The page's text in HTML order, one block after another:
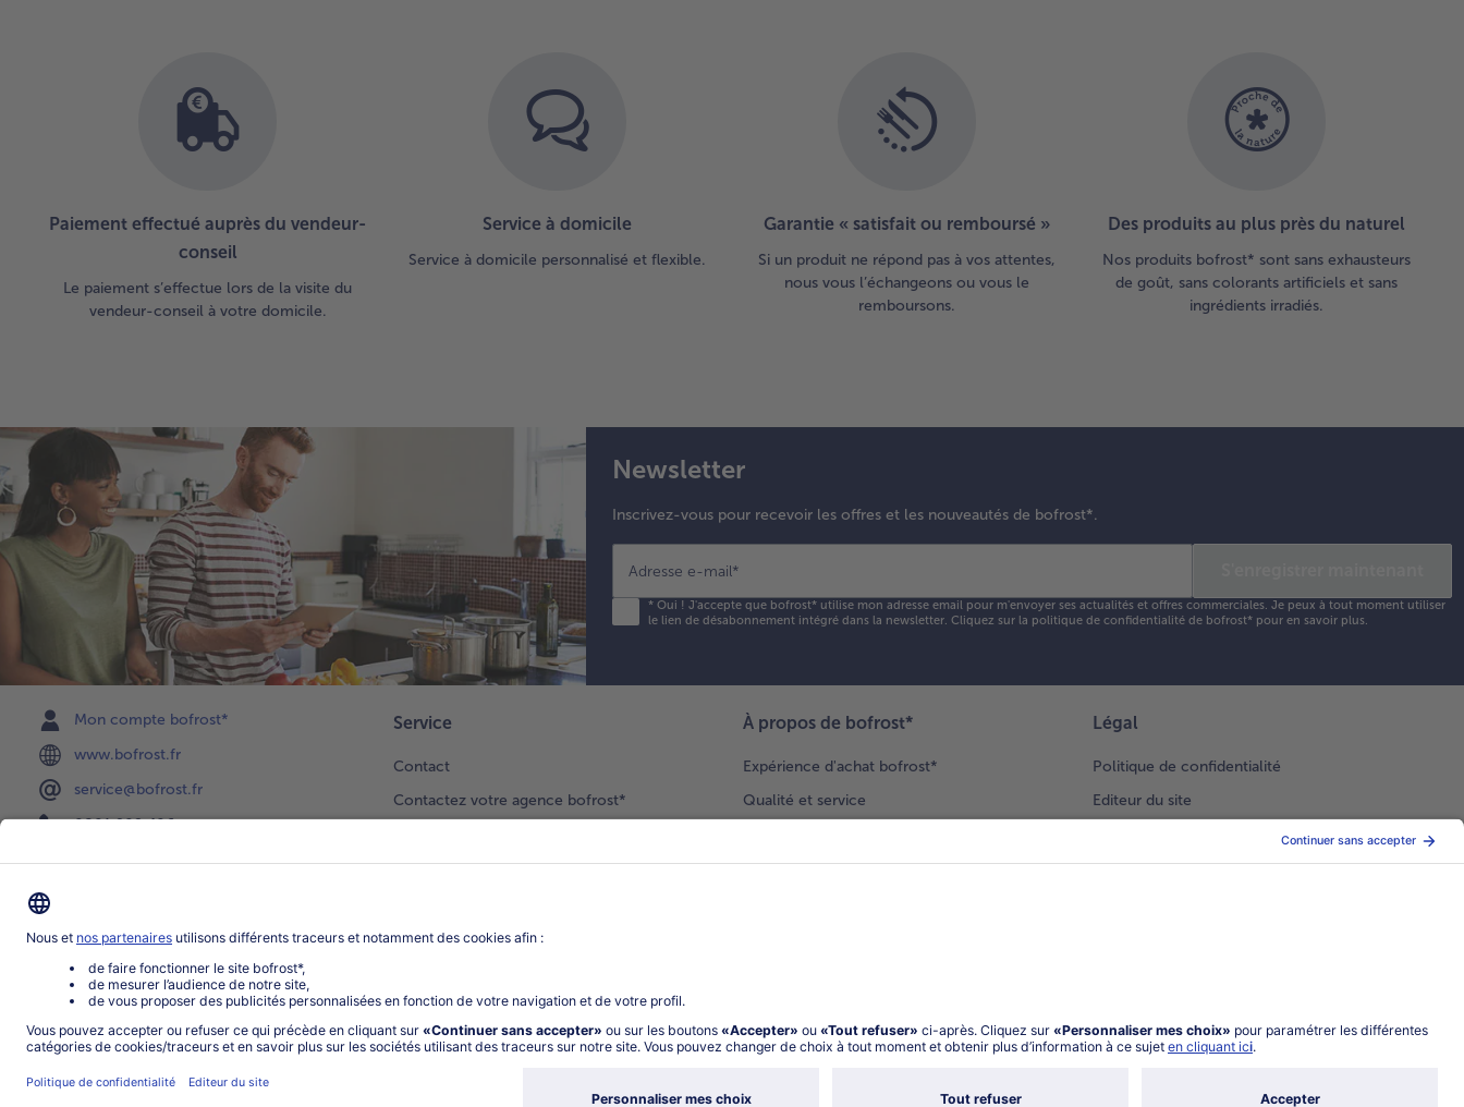
Paiement effectué auprès du vendeur-
conseil
Le paiement s’effectue lors de la visite du
vendeur-conseil à votre domicile.
Service à domicile
Service à domicile personnalisé et flexible.
Garantie « satisfait ou remboursé »
Si un produit ne répond pas à vos attentes,
nous vous l’échangeons ou vous le
remboursons.
Des produits au plus près du naturel
Nos produits bofrost* sont sans exhausteurs
de goût, sans colorants artificiels et sans
ingrédients irradiés.
Newsletter
Inscrivez-vous pour recevoir les offres et les nouveautés de bofrost*.
Adresse e-mail*
*Oui ! J'accepte que bofrost* utilise mon adresse email pour m'envoyer ses actualités et offres commerciales. Je peux à tout moment utiliser
le lien de désabonnement intégré dans la newsletter. Cliquez sur la politique de confidentialitéde bofrost* pour en savoir plus.
Mon compte bofrost*
www.bofrost.fr
service@bofrost.fr
0801 902 406
Service
Contact
Contactez votre agence bofrost*
Newsletter
Notre catalogue
Application
Parrainage
À propos de bofrost*
Expérience d'achat bofrost*
Qualité et service
Nouveaux clients
Légal
Politique de confidentialité
Editeur du site
Conditions générales de vente
Conditions générales catalogue en ligne